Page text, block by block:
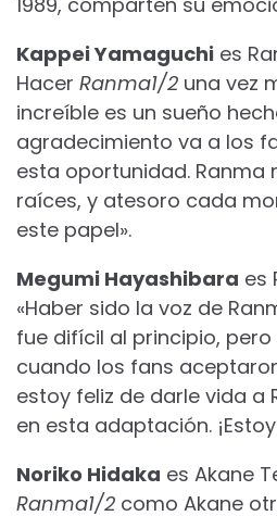
Kappei Yamaguchi es
Hacer Ranma1/2 una vez
increíble es un sueño
agradecimiento va a los
esta oportunidad. Ranma
raíces, y atesoro cada
este papel».
Megumi Hayashibara es
«Haber sido la voz de
fue difícil al principio,
cuando los fans
estoy feliz de darle vida a
en esta adaptación.
Noriko Hidaka es Akane
Ranma1/2 como Akane